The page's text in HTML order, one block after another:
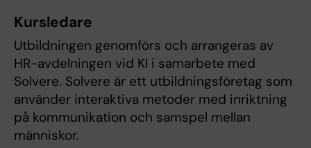
Kursledare
Utbildningen genomförs och arrangeras av
HR-avdelningen vid KI i samarbete med
Solvere. Solvere är ett utbildningsföretag som
använder interaktiva metoder med inriktning
på kommunikation och samspel mellan
människor.